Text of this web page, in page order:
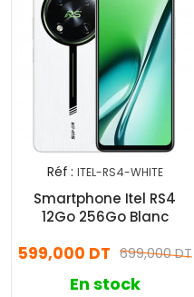
Réf : ITEL-RS4-WHITE
Smartphone Itel RS4
12Go 256Go Blanc
699,000 DT
599,000 DT
En stock